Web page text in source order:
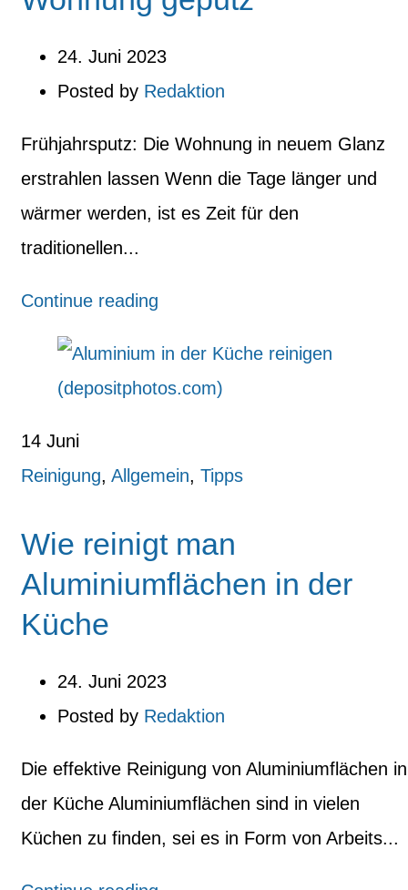
24. Juni 2023
Posted by Redaktion
Frühjahrsputz: Die Wohnung in neuem Glanz
erstrahlen lassen Wenn die Tage länger und
wärmer werden, ist es Zeit für den
traditionellen...
Continue reading
14 Juni
Reinigung, Allgemein, Tipps
Wie reinigt man
Aluminiumflächen in der
Küche
24. Juni 2023
Posted by Redaktion
Die effektive Reinigung von Aluminiumflächen in
der Küche Aluminiumflächen sind in vielen
Küchen zu finden, sei es in Form von Arbeits...